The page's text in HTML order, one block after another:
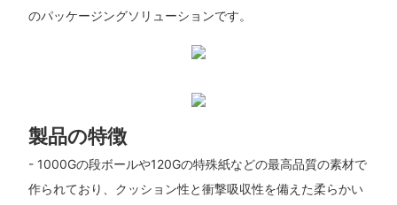
のパッケージングソリューションです。
製品の特徴
- 1000Gの段ボールや120Gの特殊紙などの最高品質の素材で
作られており、クッション性と衝撃吸収性を備えた柔らかい